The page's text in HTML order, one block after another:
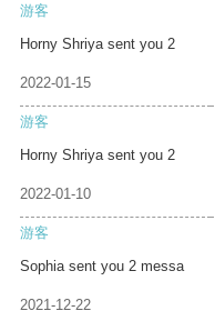
游客
Horny Shriya sent you 2
2022-01-15
游客
Horny Shriya sent you 2
2022-01-10
游客
Sophia sent you 2 messa
2021-12-22